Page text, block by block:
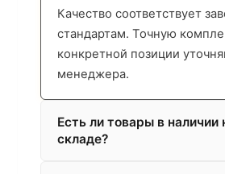
Качество соответствует
стандартам. Точную
конкретной позиции
менеджера.
Есть ли товары в наличии
складе?